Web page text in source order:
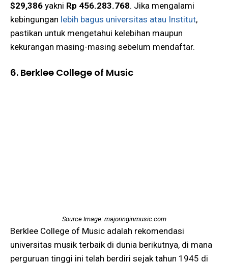
$29,386 yakni Rp 456.283.768. Jika mengalami
kebingungan lebih bagus universitas atau Institut,
pastikan untuk mengetahui kelebihan maupun
kekurangan masing-masing sebelum mendaftar.
6. Berklee College of Music
Source Image: majoringinmusic.com
Berklee College of Music adalah rekomendasi
universitas musik terbaik di dunia berikutnya, di mana
perguruan tinggi ini telah berdiri sejak tahun 1945 di